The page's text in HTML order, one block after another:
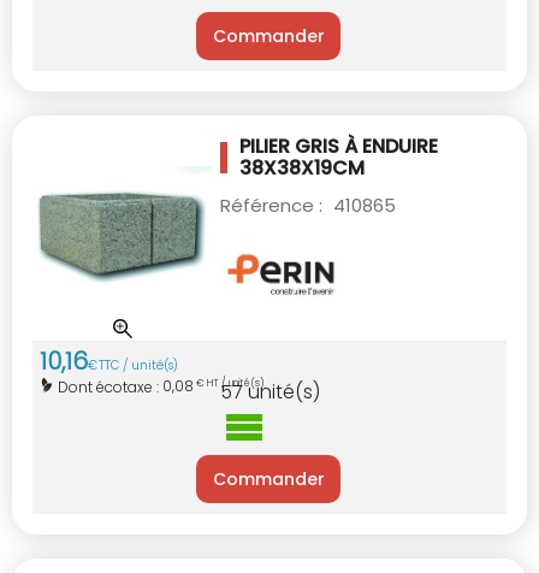
Commander
PILIER GRIS À ENDUIRE
38X38X19CM
Référence : 410865
10,16€TTC / unité(s)
Dont écotaxe : 0,08 € HT / unité(s)
57unité(s)
Commander